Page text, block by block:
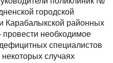
городской
Карабалыкской районных
провести необходимое
специалистов
случаях